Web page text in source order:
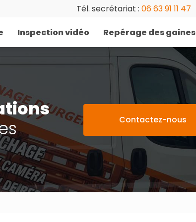
Tél. secrétariat : 06 63 91 11 47
Inspection vidéo Repérage des gaines
Contactez-nous